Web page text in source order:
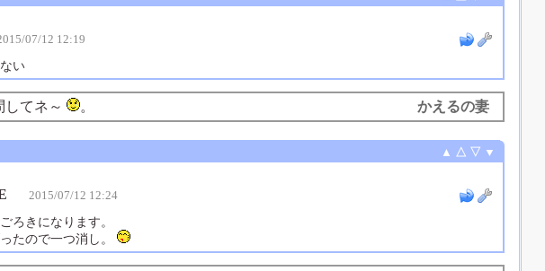
07/12 12:19
い
かえるの妻
してネ～ 。
▲ △ ▽ ▼
2015/07/12 12:24
ろきになります。
たので一つ消し。